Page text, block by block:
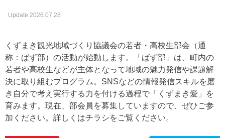
Update 2026.07.28
くずまき観光地域づくり協議会の若者・高校生部会（通
称：ばず部）の活動が始動します。「ばず部」は、町内の
若者や高校生などが主体となって地域の魅力発信や課題解
決に取り組むプログラム。SNSなどの情報発信スキルを磨
き自分で考え実行する力を付ける過程で「くずまき愛」を
育みます。現在、部会員を募集していますので、ぜひご参
加ください。詳しくはチラシをご覧ください。